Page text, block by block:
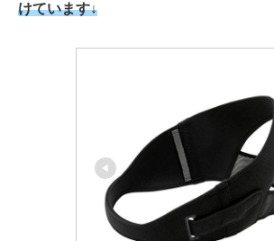
けています↓